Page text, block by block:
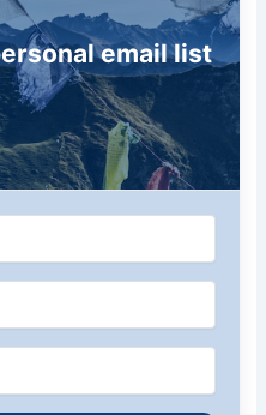
email list